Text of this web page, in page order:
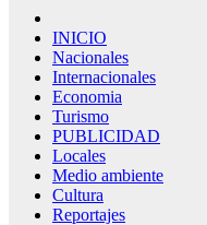
INICIO
Nacionales
Internacionales
Economia
Turismo
PUBLICIDAD
Locales
Medio ambiente
Cultura
Reportajes